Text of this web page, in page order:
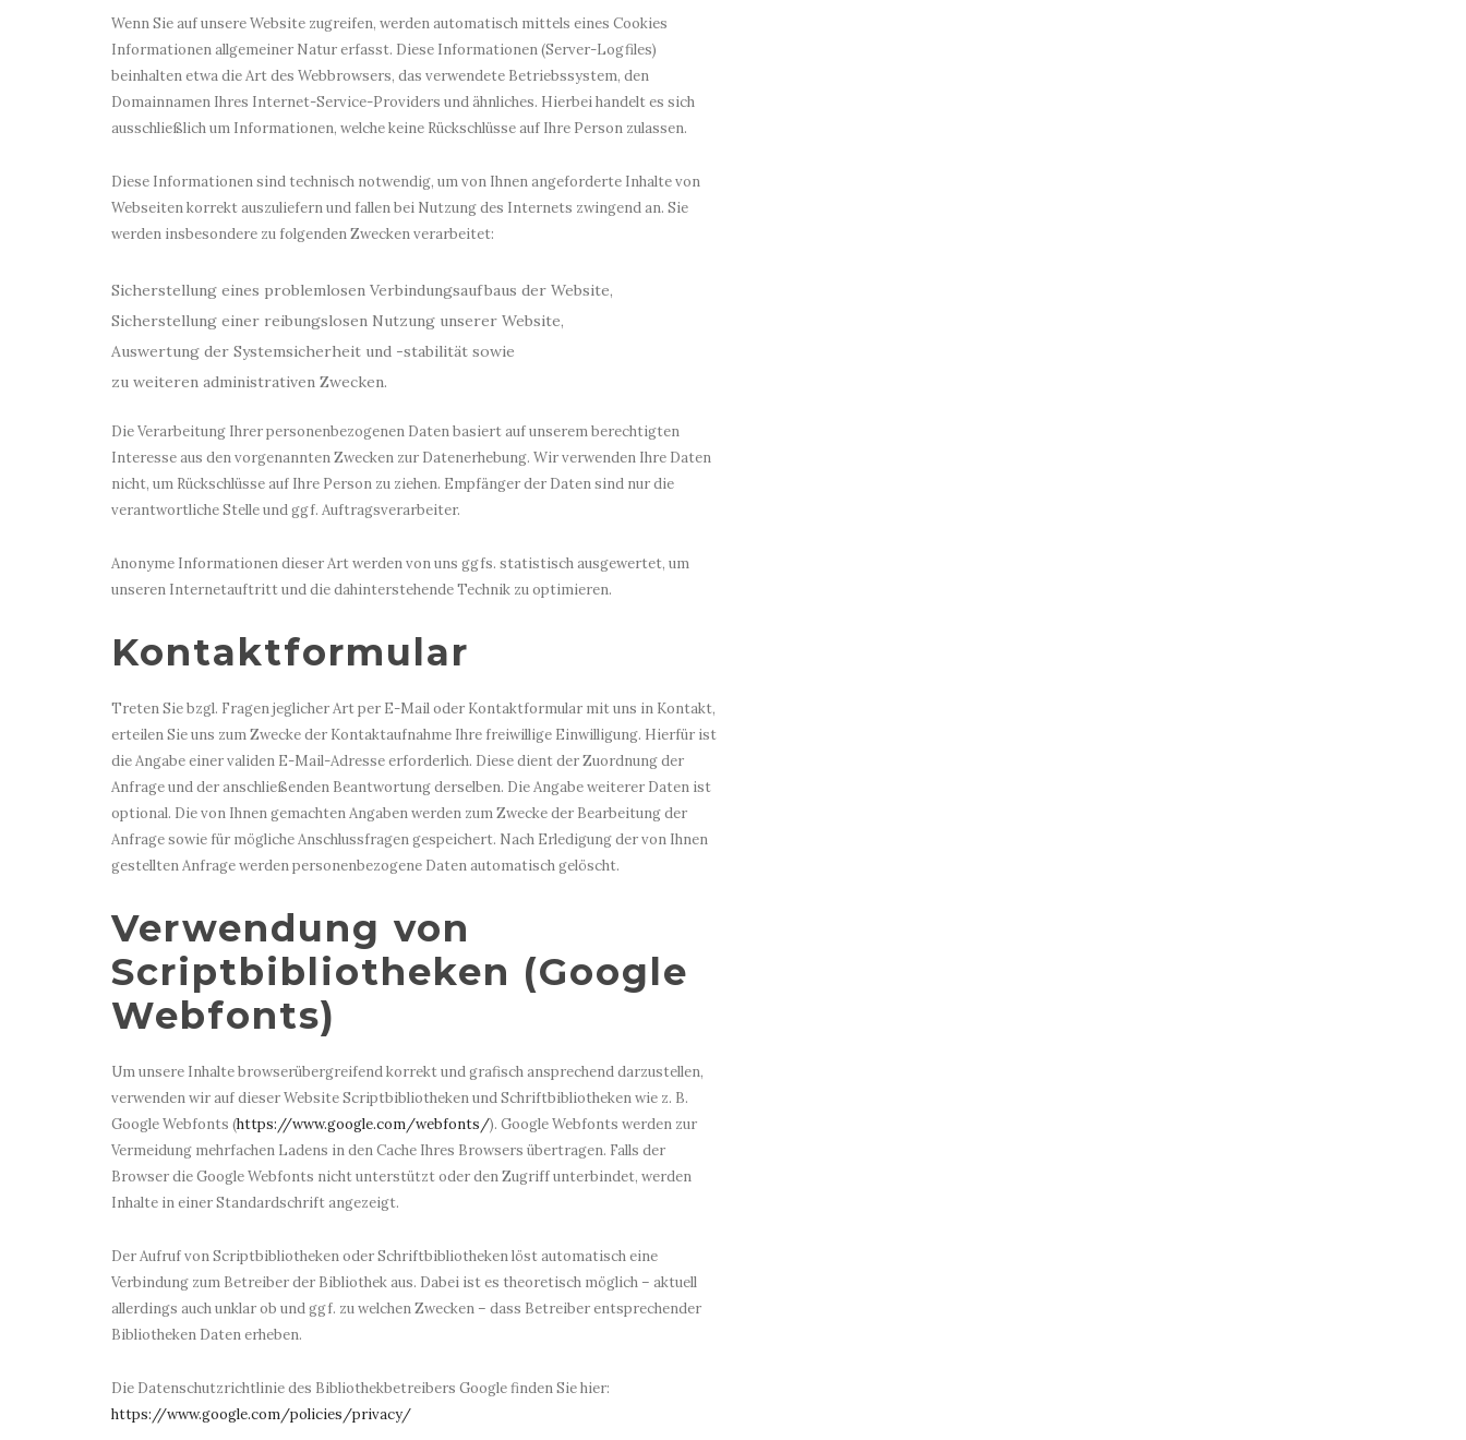
Wenn Sie auf unsere Website zugreifen, werden automatisch mittels eines Cookies
Informationen allgemeiner Natur erfasst. Diese Informationen (Server-Logfiles)
beinhalten etwa die Art des Webbrowsers, das verwendete Betriebssystem, den
Domainnamen Ihres Internet-Service-Providers und ähnliches. Hierbei handelt es sich
ausschließlich um Informationen, welche keine Rückschlüsse auf Ihre Person zulassen.
Diese Informationen sind technisch notwendig, um von Ihnen angeforderte Inhalte von
Webseiten korrekt auszuliefern und fallen bei Nutzung des Internets zwingend an. Sie
werden insbesondere zu folgenden Zwecken verarbeitet:
Sicherstellung eines problemlosen Verbindungsaufbaus der Website,
Sicherstellung einer reibungslosen Nutzung unserer Website,
Auswertung der Systemsicherheit und -stabilität sowie
zu weiteren administrativen Zwecken.
Die Verarbeitung Ihrer personenbezogenen Daten basiert auf unserem berechtigten
Interesse aus den vorgenannten Zwecken zur Datenerhebung. Wir verwenden Ihre Daten
nicht, um Rückschlüsse auf Ihre Person zu ziehen. Empfänger der Daten sind nur die
verantwortliche Stelle und ggf. Auftragsverarbeiter.
Anonyme Informationen dieser Art werden von uns ggfs. statistisch ausgewertet, um
unseren Internetauftritt und die dahinterstehende Technik zu optimieren.
Kontaktformular
Treten Sie bzgl. Fragen jeglicher Art per E-Mail oder Kontaktformular mit uns in Kontakt,
erteilen Sie uns zum Zwecke der Kontaktaufnahme Ihre freiwillige Einwilligung. Hierfür ist
die Angabe einer validen E-Mail-Adresse erforderlich. Diese dient der Zuordnung der
Anfrage und der anschließenden Beantwortung derselben. Die Angabe weiterer Daten ist
optional. Die von Ihnen gemachten Angaben werden zum Zwecke der Bearbeitung der
Anfrage sowie für mögliche Anschlussfragen gespeichert. Nach Erledigung der von Ihnen
gestellten Anfrage werden personenbezogene Daten automatisch gelöscht.
Verwendung von
Scriptbibliotheken (Google
Webfonts)
Um unsere Inhalte browserübergreifend korrekt und grafisch ansprechend darzustellen,
verwenden wir auf dieser Website Scriptbibliotheken und Schriftbibliotheken wie z. B.
Google Webfonts (https://www.google.com/webfonts/). Google Webfonts werden zur
Vermeidung mehrfachen Ladens in den Cache Ihres Browsers übertragen. Falls der
Browser die Google Webfonts nicht unterstützt oder den Zugriff unterbindet, werden
Inhalte in einer Standardschrift angezeigt.
Der Aufruf von Scriptbibliotheken oder Schriftbibliotheken löst automatisch eine
Verbindung zum Betreiber der Bibliothek aus. Dabei ist es theoretisch möglich – aktuell
allerdings auch unklar ob und ggf. zu welchen Zwecken – dass Betreiber entsprechender
Bibliotheken Daten erheben.
Die Datenschutzrichtlinie des Bibliothekbetreibers Google finden Sie hier:
https://www.google.com/policies/privacy/